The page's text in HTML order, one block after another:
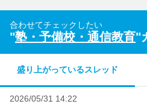
合わせてチェックしたい
"塾・予備校・通信教育"
盛り上がっているスレッド
2026/05/31 14:22